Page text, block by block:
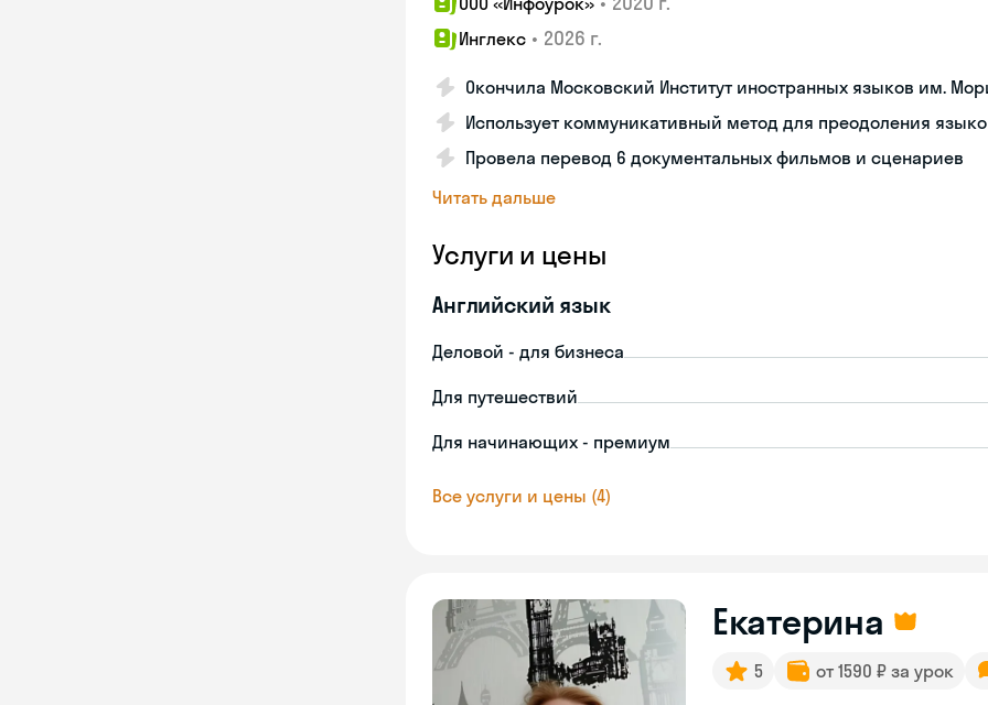
Инглекс • 2026 г.
Окончила Московский Институт иностранных языков им.
Использует коммуникативный метод для преодоления
Провела перевод 6 документальных фильмов и сценариев
Читать дальше
Услуги и цены
Английский язык
Деловой - для бизнеса
Для путешествий
Для начинающих - премиум
Все услуги и цены (4)
Екатерина
5 от 1590 ₽ за урок